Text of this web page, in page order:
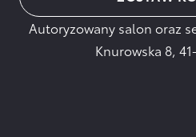
Autoryzowany salon oraz
Knurowska 8,